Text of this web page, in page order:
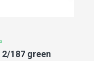
2/187 green